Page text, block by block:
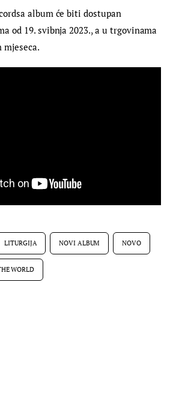
album će biti dostupan
od 19. svibnja 2023., a u trgovinama
mjeseca.
LITURGIJA NOVI ALBUM NOVO
WORLD